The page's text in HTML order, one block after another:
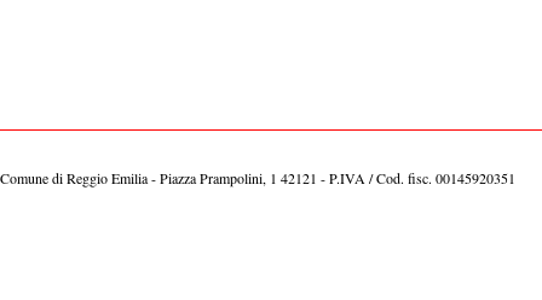
Comune di Reggio Emilia - Piazza Prampolini, 1 42121 - P.IVA / Cod. fisc. 00145920351